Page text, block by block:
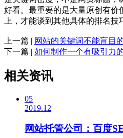
好看。最重要的是大量原创有价
上，才能谈到其他具体的排名
上一篇 | 网站的关键词不能盲目
下一篇 | 如何制作一个有吸引力
相关资讯
05
2019.12
网站托管公司：百度